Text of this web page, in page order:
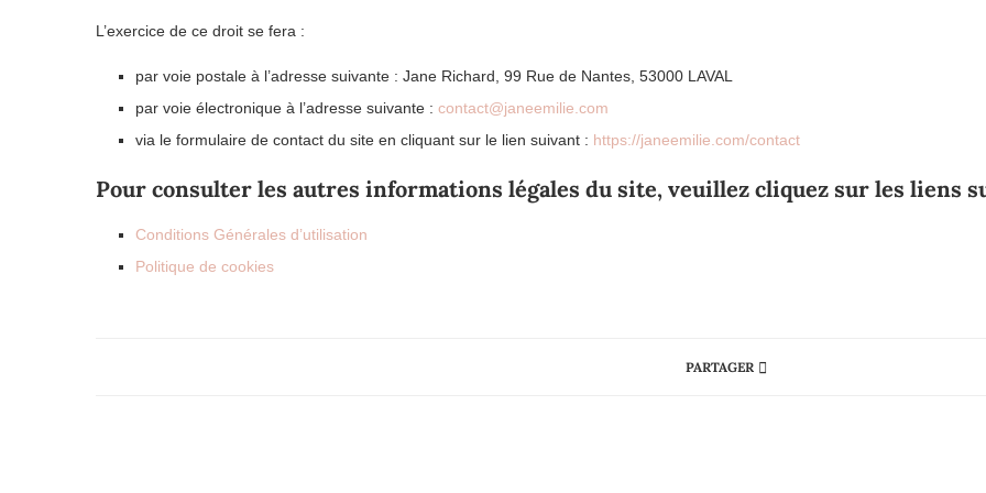
L’exercice de ce droit se fera :
par voie postale à l’adresse suivante : Jane Richard, 99 Rue de Nantes, 53000 LAVAL
par voie électronique à l’adresse suivante : contact@janeemilie.com
via le formulaire de contact du site en cliquant sur le lien suivant : https://janeemilie.com/contact
Pour consulter les autres informations légales du site, veuillez cliquez sur les liens
Conditions Générales d’utilisation
Politique de cookies
PARTAGER